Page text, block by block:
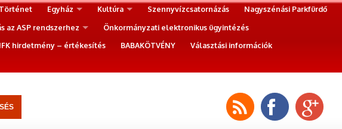
Történet Egyház Kultúra Szennyvízcsatornázás
Nagyszénási Parkfürdő
az ASP rendszerhez
Önkormányzati elektronikus ügyintézés
hirdetmény – értékesítés BABAKÖTVÉNY
Választási információk